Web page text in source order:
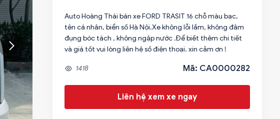
Auto Hoàng Thái bán xe FORD TRASIT 16 chỗ màu bạc,
tên cá nhân, biển số Hà Nội.Xe không lỗi lầm, không đâm
đụng bóc tách , không ngập nước .Để biết thêm chi tiết
và giá tốt vui lòng liên hệ số điện thoại. xin cảm ơn !
1418 Mã: CA0000282
Liên hệ xem xe ngay